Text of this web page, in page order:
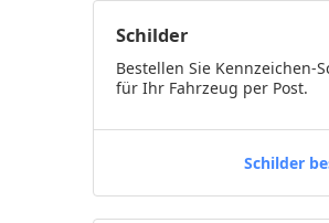
Schilder
Bestellen Sie Kennzeichen-
für Ihr Fahrzeug per Post.
Schilder